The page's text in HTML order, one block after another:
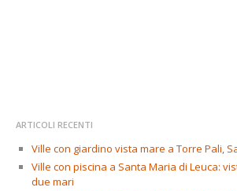
ARTICOLI RECENTI
Ville con giardino vista mare a Torre Pali,
Ville con piscina a Santa Maria di Leuca:
due mari